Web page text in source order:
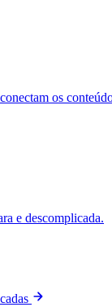
os
e descomplicada.